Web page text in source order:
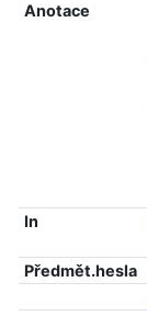
Anotace
In
Předmět.hesla